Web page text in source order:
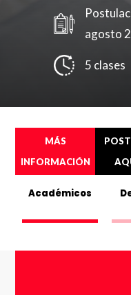
agosto
5 clases
MÁS
INFORMACIÓN
Académicos